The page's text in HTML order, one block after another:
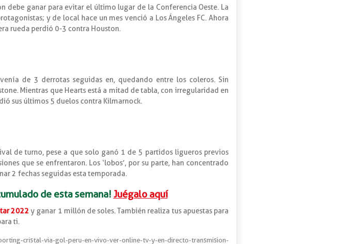
debe ganar para evitar el último lugar de la Conferencia Oeste. La
y de local hace un mes venció a Los Ángeles FC. Ahora
rueda perdió 0-3 contra Houston.
de 3 derrotas seguidas en, quedando entre los coleros. Sin
Mientras que Hearts está a mitad de tabla, con irregularidad en
sus últimos 5 duelos contra Kilmarnock.
de turno, pese a que solo ganó 1 de 5 partidos ligueros previos
que se enfrentaron. Los ‘lobos’, por su parte, han concentrado
2 fechas seguidas esta temporada.
de esta semana! Juégalo aquí
2022 y ganar 1 millón de soles. También realiza tus apuestas para
ti.
cristal-via-gol-peru-en-vivo-ver-online-tv-y-en-directo-transmision-